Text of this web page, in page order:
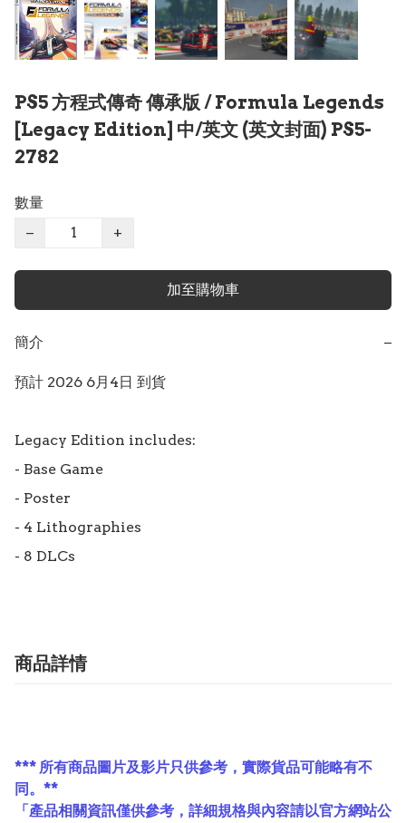
PS5 方程式傳奇 傳承版 / Formula Legends
[Legacy Edition] 中/英文 (英文封面) PS5-
2782
數量
−
+
加至購物車
簡介 −
預計 2026 6月4日 到貨
Legacy Edition includes:
- Base Game
- Poster
- 4 Lithographies
- 8 DLCs
商品詳情
*** 所有商品圖片及影片只供參考，實際貨品可能略有不
同。**
「產品相關資訊僅供參考，詳細規格與內容請以官方網站公